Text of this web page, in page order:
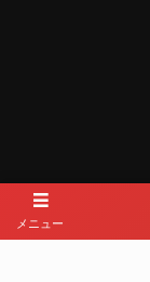
メニュー